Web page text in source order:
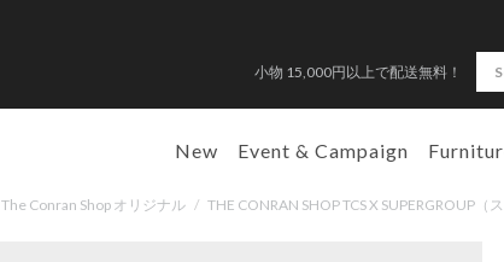
小物 15,000円以上で配送無料！
New Event & Campaign
The Conran Shop オリジナル / THE CONRAN SHOP TCS X SUPERGROUP